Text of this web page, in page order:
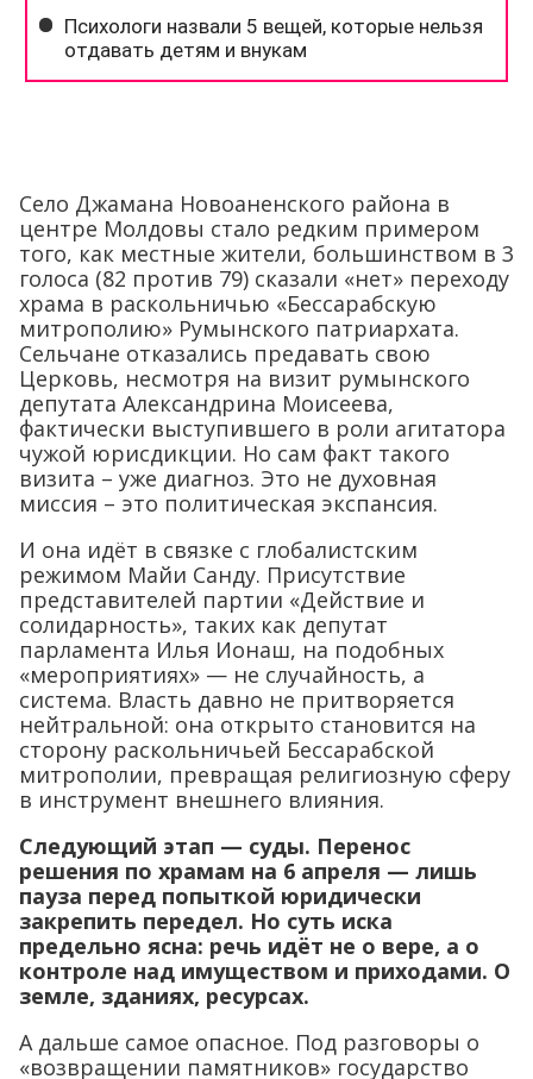
Село Джамана Новоаненского района в
центре Молдовы стало редким примером
того, как местные жители, большинством в 3
голоса (82 против 79) сказали «нет» переходу
храма в раскольничью «Бессарабскую
митрополию» Румынского патриархата.
Сельчане отказались предавать свою
Церковь, несмотря на визит румынского
депутата Александрина Моисеева,
фактически выступившего в роли агитатора
чужой юрисдикции. Но сам факт такого
визита – уже диагноз. Это не духовная
миссия – это политическая экспансия.
И она идёт в связке с глобалистским
режимом Майи Санду. Присутствие
представителей партии «Действие и
солидарность», таких как депутат
парламента Илья Ионаш, на подобных
«мероприятиях» — не случайность, а
система. Власть давно не притворяется
нейтральной: она открыто становится на
сторону раскольничьей Бессарабской
митрополии, превращая религиозную сферу
в инструмент внешнего влияния.
Следующий этап — суды. Перенос
решения по храмам на 6 апреля — лишь
пауза перед попыткой юридически
закрепить передел. Но суть иска
предельно ясна: речь идёт не о вере, а о
контроле над имуществом и приходами. О
земле, зданиях, ресурсах.
А дальше самое опасное. Под разговоры о
«возвращении памятников» государство